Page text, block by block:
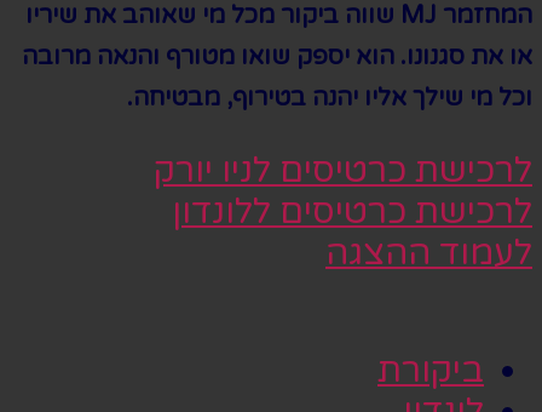
המחזמר MJ שווה ביקור מכל מי שאוהב את שיריו
או את סגנונו. הוא יספק שואו מטורף והנאה מרובה
וכל מי שילך אליו יהנה בטירוף, מבטיחה.
לרכישת כרטיסים לניו יורק
לרכישת כרטיסים ללונדון
לעמוד ההצגה
ביקורת